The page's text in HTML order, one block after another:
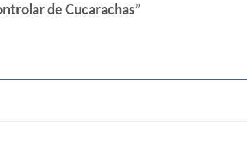
de Cucarachas”